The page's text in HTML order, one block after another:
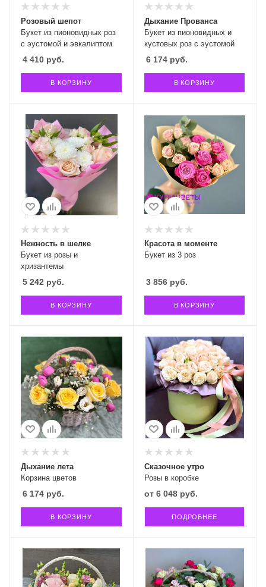
Букет из пионовидных роз
с эустомой и эвкалиптом
Розовый шепот
4 410 руб.
В КОРЗИНУ
Букет из пионовидных и
кустовых роз с эустомой
Дыхание Прованса
6 174руб.
В КОРЗИНУ
Букет из розы и
хризантемы
Нежность в шелке
5 242 руб.
В КОРЗИНУ
Букет из 3 роз
Красота в моменте
3 856руб.
В КОРЗИНУ
Корзина цветов
Дыхание лета
6 174 руб.
В КОРЗИНУ
Розы в коробке
Сказочное утро
от 6 048 руб.
ПОДРОБНЕЕ